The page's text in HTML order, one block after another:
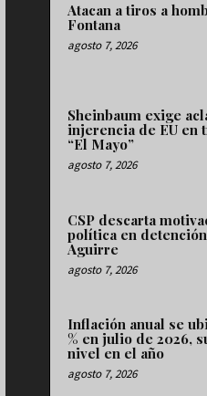
Atacan a tiros a
Fontana
agosto 7, 2026
Sheinbaum exige
injerencia de EU en
“El Mayo”
agosto 7, 2026
CSP descarta
política en
Aguirre
agosto 7, 2026
Inflación anual se
% en julio de 2026,
nivel en el año
agosto 7, 2026